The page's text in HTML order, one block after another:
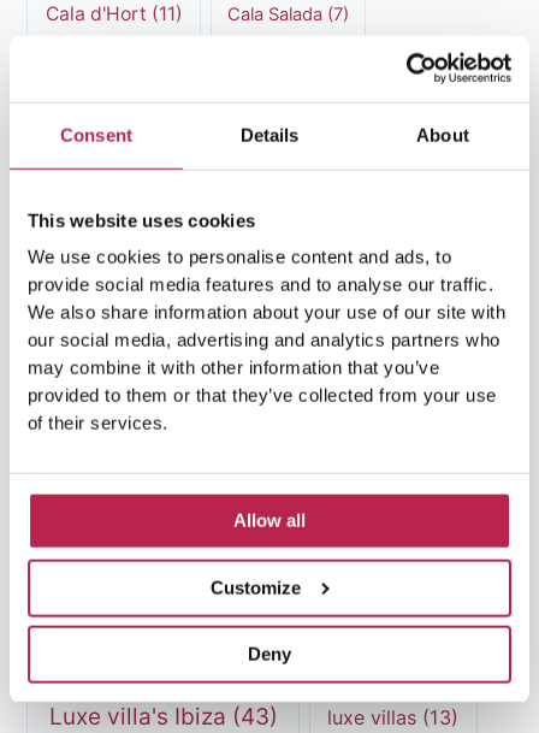
Consent Details About
This website uses cookies
We use cookies to personalise content and ads, to
provide social media features and to analyse our traffic.
We also share information about your use of our site with
our social media, advertising and analytics partners who
may combine it with other information that you’ve
provided to them or that they’ve collected from your use
of their services.
Allow all
Customize
Deny
Cala d'Hort (11) Cala Salada(7)
cultureel erfgoed Ibiza(14) Dalt Vila(13)
Es Vedra(14) Formentera
Formentera Stranden(7) hedendaagse kunst(6)
HuisHurenIbiza(30) Ibiza(24)
Ibiza-Stad(7) Ibiza cultuur(15)
Ibiza restaurants(9) Ibiza stranden(7)
ibiza vakantie(14) ibiza villas(15)
luxe vakantie
Luxe villa's Ibiza (43) luxe villas (13)